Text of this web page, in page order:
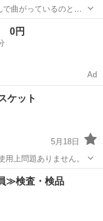
曲がっているのと、
ぶるとガタガタなりま
ック
0円
Ad
ケット
5月18日
上問題ありません。
家具 バスケット
≫検査・検品